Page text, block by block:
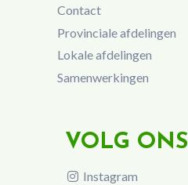
Contact
Provinciale afdelingen
Lokale afdelingen
Samenwerkingen
VOLG ONS
Instagram